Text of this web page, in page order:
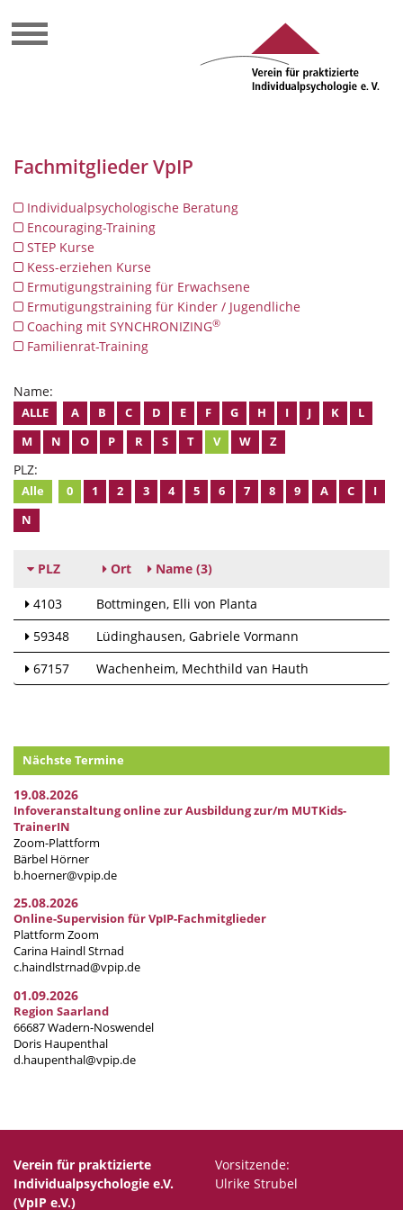
Fachmitglieder VpIP
Individualpsychologische Beratung
Encouraging-Training
STEP Kurse
Kess-erziehen Kurse
Ermutigungstraining für Erwachsene
Ermutigungstraining für Kinder / Jugendliche
Coaching mit SYNCHRONIZING®
Familienrat-Training
Name:
ALLE A B C D E F G H I J K
L
M
N O P R S T V W Z
PLZ:
Alle 0 1 2 3 4 5 6 7 8 9 A C
I
N
PLZ Ort Name (3)
4103 Bottmingen Elli von Planta
59348
Lüdinghausen Gabriele Vormann
67157
Wachenheim Mechthild van Hauth
Nächste Termine
19.08.2026
Infoveranstaltung online zur Ausbildung zur/m MUTKids-
TrainerIN
Zoom-Plattform
Bärbel Hörner
b.hoerner@vpip.de
25.08.2026
Online-Supervision für VpIP-Fachmitglieder
Plattform Zoom
Carina Haindl Strnad
c.haindlstrnad@vpip.de
01.09.2026
Region Saarland
66687 Wadern-Noswendel
Doris Haupenthal
d.haupenthal@vpip.de
Verein für praktizierte
Individualpsychologie e.V.
(VpIP e.V.)
Vorsitzende:
Ulrike Strubel